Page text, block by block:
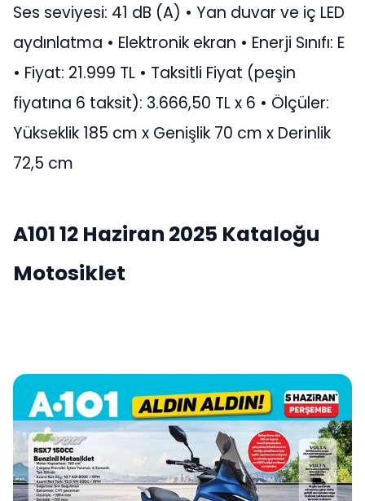
Ses seviyesi: 41 dB (A) • Yan duvar ve iç LED
aydınlatma • Elektronik ekran • Enerji Sınıfı: E
• Fiyat: 21.999 TL • Taksitli Fiyat (peşin
fiyatına 6 taksit): 3.666,50 TL x 6 • Ölçüler:
Yükseklik 185 cm x Genişlik 70 cm x Derinlik
72,5 cm
A101 12 Haziran 2025 Kataloğu
Motosiklet